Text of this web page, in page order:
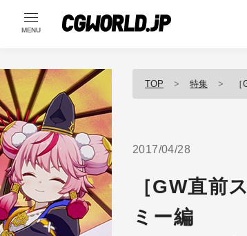
MENU
TOP 特集
2017/04/28
［GW直前
ミー編